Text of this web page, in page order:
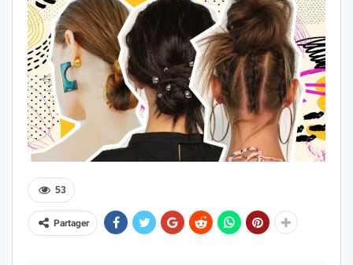
53
Partager